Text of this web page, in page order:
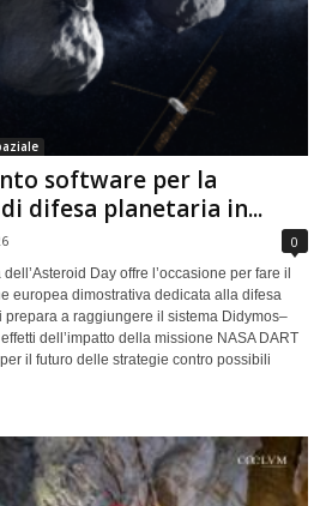
software per la
difesa planetaria in...
0
Day offre l’occasione per fare il
europea dimostrativa dedicata alla difesa
prepara a raggiungere il sistema Didymos–
dell’impatto della missione NASA DART
il futuro delle strategie contro possibili